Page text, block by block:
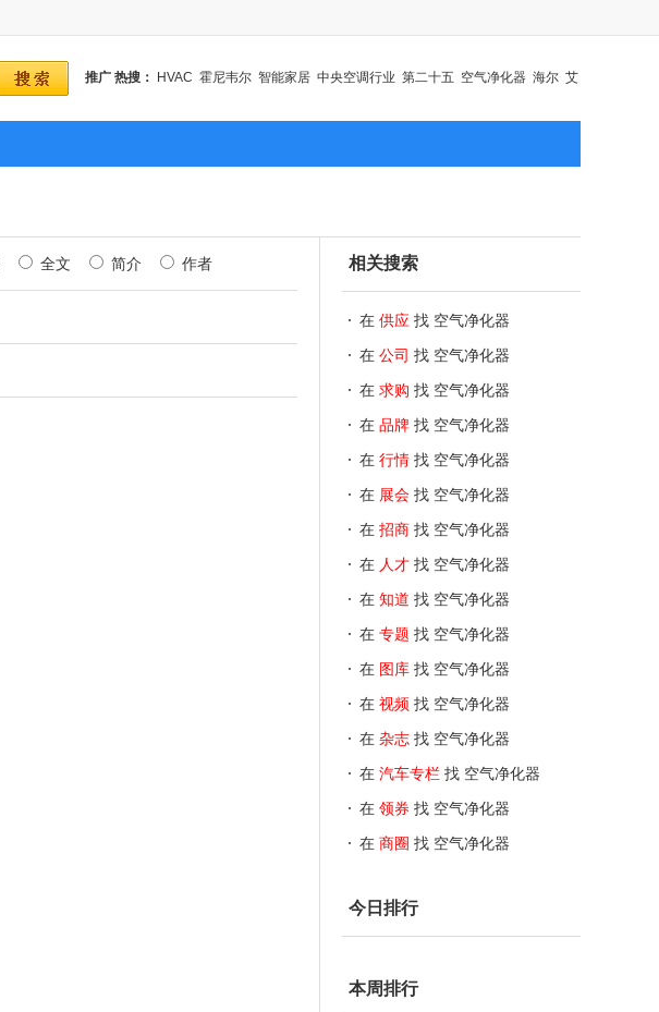
推广 热搜： HVAC 霍尼韦尔 智能家居 中央空调行业 第二十五 空气净化器 海尔 艾
全文 简介 作者 相关搜索
在 供应 找 空气净化器
在 公司 找 空气净化器
在 求购 找 空气净化器
在 品牌 找 空气净化器
在 行情 找 空气净化器
在 展会 找 空气净化器
在 招商 找 空气净化器
在 人才 找 空气净化器
在 知道 找 空气净化器
在 专题 找 空气净化器
在 图库 找 空气净化器
在 视频 找 空气净化器
在 杂志 找 空气净化器
在 汽车专栏 找 空气净化器
在 领券 找 空气净化器
在 商圈 找 空气净化器
今日排行
本周排行